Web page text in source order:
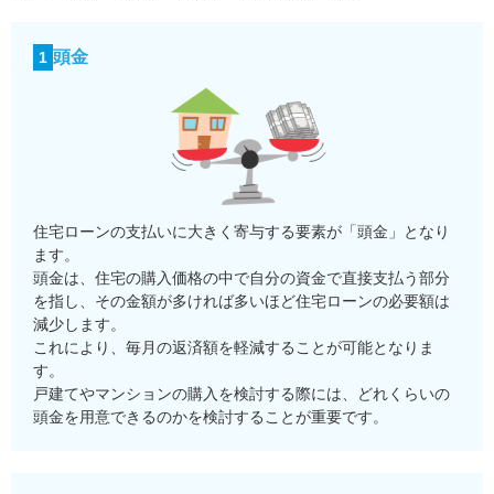
1 頭金
住宅ローンの支払いに大きく寄与する要素が「頭金」となり
ます。
頭金は、住宅の購入価格の中で自分の資金で直接支払う部分
を指し、その金額が多ければ多いほど住宅ローンの必要額は
減少します。
これにより、毎月の返済額を軽減することが可能となりま
す。
戸建てやマンションの購入を検討する際には、どれくらいの
頭金を用意できるのかを検討することが重要です。